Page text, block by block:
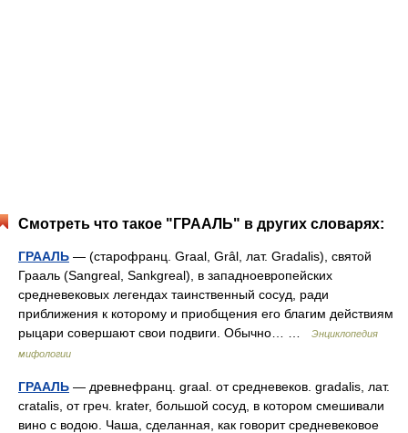
Смотреть что такое "ГРААЛЬ" в других словарях:
ГРААЛЬ — (старофранц. Graal, Grâl, лат. Gradalis), святой
Грааль (Sangreal, Sankgreal), в западноевропейских
средневековых легендах таинственный сосуд, ради
приближения к которому и приобщения его благим действиям
рыцари совершают свои подвиги. Обычно… …
Энциклопедия
мифологии
ГРААЛЬ — древнефранц. graal. от средневеков. gradalis, лат.
cratalis, от греч. krater, большой сосуд, в котором смешивали
вино с водою. Чаша, сделанная, как говорит средневековое